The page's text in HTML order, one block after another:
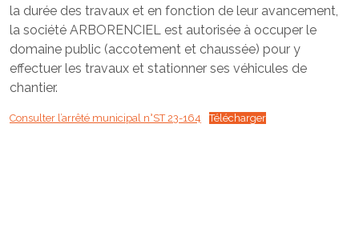
la durée des travaux et en fonction de leur avancement,
la société ARBORENCIEL est autorisée à occuper le
domaine public (accotement et chaussée) pour y
effectuer les travaux et stationner ses véhicules de
chantier.
Consulter l’arrêté municipal n°ST 23-164 Télécharger